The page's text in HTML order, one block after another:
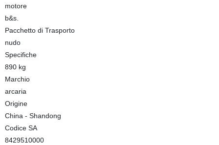
motore
b&s.
Pacchetto di Trasporto
nudo
Specifiche
890 kg
Marchio
arcaria
Origine
China - Shandong
Codice SA
8429510000